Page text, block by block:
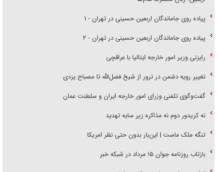
پیاده روی جاماندگان اربعین حسینی در تهران - ۱
پیاده روی جاماندگان اربعین حسینی در تهران - ۲
رایزنی وزیر امور خارجه ایتالیا با عراقچی
تغییر رویه دشمن در ترور از شیخ فضل‌الله تا مصباح یزدی
گفت‌وگوی تلفنی وزرای امور خارجه ایران و سلطنت عمان
نه کریدور دوم نه مذاکره زیر سایه تهدید
تنگه ملک ماست | این‌بار بدون حتی نظر امریکا
بازتاب روزنامه جوان ۱۵ مرداد در شبکه خبر